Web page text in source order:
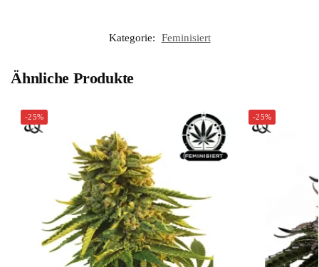
Kategorie: Feminisiert
Ähnliche Produkte
-25% -25%